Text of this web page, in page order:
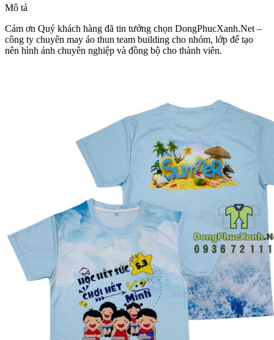
Mô tả
Cảm ơn Quý khách hàng đã tin tưởng chọn DongPhucXanh.Net –
công ty chuyên may áo thun team building cho nhóm, lớp để tạo
nên hình ảnh chuyên nghiệp và đồng bộ cho thành viên.